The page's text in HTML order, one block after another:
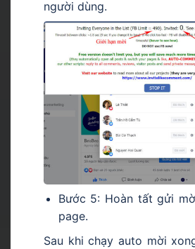
người dùng.
Bước 5: Hoàn tất gửi
page.
Sau khi chạy auto mời